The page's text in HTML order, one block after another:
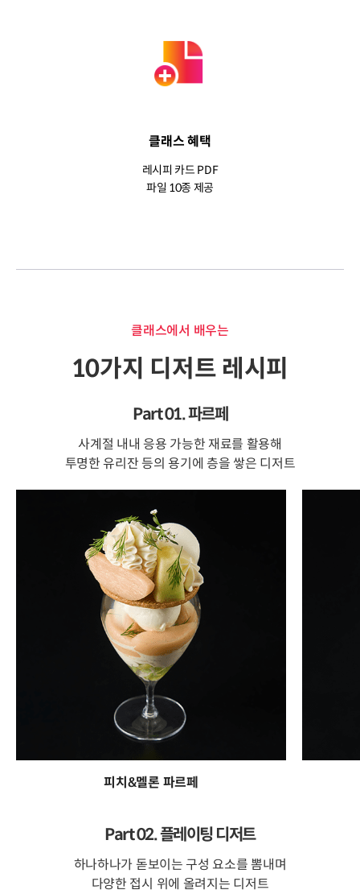
클래스 혜택
레시피 카드 PDF
파일 10종 제공
클래스에서 배우는
10가지 디저트 레시피
Part 01. 파르페
사계절 내내 응용 가능한 재료를 활용해
투명한 유리잔 등의 용기에 층을 쌓은 디저트
피치&멜론 파르페
Part 02. 플레이팅 디저트
하나하나가 돋보이는 구성 요소를 뽐내며
다양한 접시 위에 올려지는 디저트